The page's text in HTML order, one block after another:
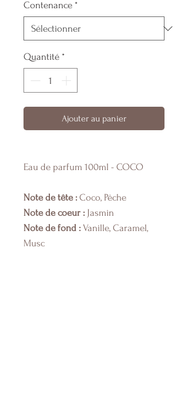
Contenance *
Quantité *
Ajouter au panier
Eau de parfum 100ml - COCO
Note de tête : Coco, Pêche
Note de coeur : Jasmin
Note de fond : Vanille, Caramel,
Musc